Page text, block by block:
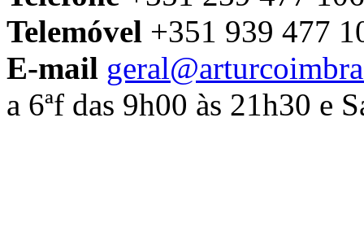
Telemóvel +351 939 477
E-mail
a 6ªf das 9h00 às 21h30 e